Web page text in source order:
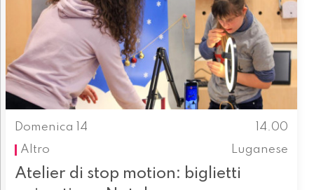
Domenica 14
14.00
Altro
Luganese
Atelier di stop motion: biglietti